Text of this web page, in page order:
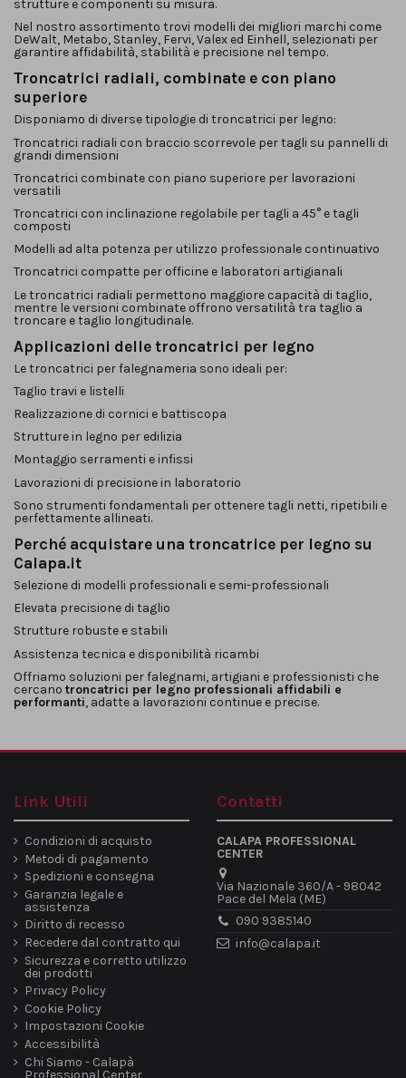
strutture e componenti su misura.
Nel nostro assortimento trovi modelli dei migliori marchi come
DeWalt, Metabo, Stanley, Fervi, Valex ed Einhell, selezionati per
garantire affidabilità, stabilità e precisione nel tempo.
Troncatrici radiali, combinate e con piano
superiore
Disponiamo di diverse tipologie di troncatrici per legno:
Troncatrici radiali con braccio scorrevole per tagli su pannelli di
grandi dimensioni
Troncatrici combinate con piano superiore per lavorazioni
versatili
Troncatrici con inclinazione regolabile per tagli a 45° e tagli
composti
Modelli ad alta potenza per utilizzo professionale continuativo
Troncatrici compatte per officine e laboratori artigianali
Le troncatrici radiali permettono maggiore capacità di taglio,
mentre le versioni combinate offrono versatilità tra taglio a
troncare e taglio longitudinale.
Applicazioni delle troncatrici per legno
Le troncatrici per falegnameria sono ideali per:
Taglio travi e listelli
Realizzazione di cornici e battiscopa
Strutture in legno per edilizia
Montaggio serramenti e infissi
Lavorazioni di precisione in laboratorio
Sono strumenti fondamentali per ottenere tagli netti, ripetibili e
perfettamente allineati.
Perché acquistare una troncatrice per legno su
Calapa.it
Selezione di modelli professionali e semi-professionali
Elevata precisione di taglio
Strutture robuste e stabili
Assistenza tecnica e disponibilità ricambi
Offriamo soluzioni per falegnami, artigiani e professionisti che
cercano troncatrici per legno professionali affidabili e
performanti, adatte a lavorazioni continue e precise.
Link Utili
Condizioni di acquisto
Metodi di pagamento
Spedizioni e consegna
Garanzia legale e
assistenza
Diritto di recesso
Recedere dal contratto qui
Sicurezza e corretto utilizzo
dei prodotti
Privacy Policy
Cookie Policy
Impostazioni Cookie
Accessibilità
Chi Siamo - Calapà
Professional Center
Contatti
CALAPA PROFESSIONAL
CENTER
Via Nazionale 360/A - 98042
Pace del Mela (ME)
090 9385140
info@calapa.it